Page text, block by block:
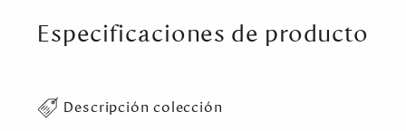
Especificaciones de producto
Descripción colección